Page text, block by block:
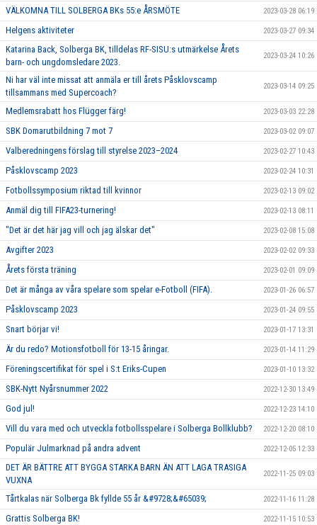
VÄLKOMNA TILL SOLBERGA BKs 55:e ÅRSMÖTE 2023-03-28 06:19
Helgens aktiviteter 2023-03-27 09:34
Katarina Back, Solberga BK, tilldelas RF-SISU:s utmärkelse Årets
barn- och ungdomsledare 2023.
2023-03-24 10:26
Ni har väl inte missat att anmäla er till årets Påsklovscamp
tillsammans med Supercoach?
2023-03-14 09:25
Medlemsrabatt hos Flügger färg! 2023-03-03 22:28
SBK Domarutbildning 7 mot 7 2023-03-02 09:07
Valberedningens förslag till styrelse 2023–2024 2023-02-27 10:43
Påsklovscamp 2023 2023-02-24 10:31
Fotbollssymposium riktad till kvinnor 2023-02-13 09:02
Anmäl dig till FIFA23-turnering! 2023-02-13 08:11
"Det är det här jag vill och jag älskar det" 2023-02-08 15:08
Avgifter 2023 2023-02-02 09:33
Årets första träning 2023-02-01 09:09
Det är många av våra spelare som spelar e-Fotboll (FIFA). 2023-01-26 06:57
Påsklovscamp 2023 2023-01-24 09:55
Snart börjar vi! 2023-01-17 13:31
Är du redo? Motionsfotboll för 13-15 åringar. 2023-01-14 11:29
Föreningscertifikat för spel i S:t Eriks-Cupen 2023-01-10 13:32
SBK-Nytt Nyårsnummer 2022 2022-12-30 13:49
God jul! 2022-12-23 14:10
Vill du vara med och utveckla fotbollsspelare i Solberga Bollklubb? 2022-12-20 08:10
Populär Julmarknad på andra advent 2022-12-05 12:33
DET ÄR BÄTTRE ATT BYGGA STARKA BARN ÄN ATT LAGA TRASIGA
VUXNA
2022-11-25 09:03
Tårtkalas när Solberga Bk fyllde 55 år &#9728;&#65039; 2022-11-16 11:28
Grattis Solberga BK! 2022-11-15 10:53